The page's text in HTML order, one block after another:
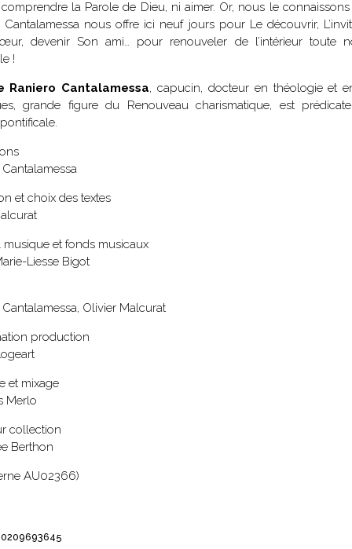
spirituels – Bonheur
chrétien – Série III
Pneumathèque
Aux Quatre Vents
CD Croissance
humaine
CD Témoignages
CD Mission et
la Parole de Dieu, ni aimer. Or, nous le
Cantalamessa nous offre ici neuf jours pour Le découvrir,
devenir Son ami… pour renouveler de l’intérieur toute
!
Raniero Cantalamessa, capucin, docteur en théologie et
grande figure du Renouveau charismatique, est
et choix des textes
musique et fonds musicaux
Liesse Bigot
Cantalamessa, Olivier Malcurat
production
et mixage
Merlo
collection
Berthon
AU02366)